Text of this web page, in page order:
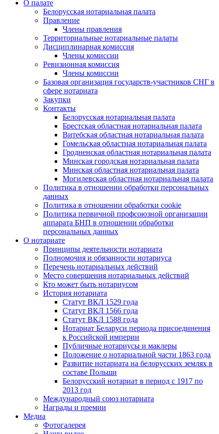
О палате
Белорусская нотариальная палата
Правление
Члены правления
Территориальные нотариальные палаты
Дисциплинарная комиссия
Члены комиссии
Ревизионная комиссия
Члены комиссии
Базовая организация государств-участников СНГ в
сфере нотариата
Закупки
Контакты
Белорусская нотариальная палата
Брестская областная нотариальная палата
Витебская областная нотариальная палата
Гомельская областная нотариальная палата
Гродненская областная нотариальная палата
Минская городская нотариальная палата
Минская областная нотариальная палата
Могилевская областная нотариальная палата
Политика в отношении обработки персональных
данных
Политика в отношении обработки cookie
Политика первичной профсоюзной организации
аппарата БНП в отношении обработки
персональных данных
О нотариате
Принципы деятельности нотариата
Полномочия и обязанности нотариуса
Перечень нотариальных действий
Место совершения нотариальных действий
Кто может быть нотариусом
История нотариата
Статут ВКЛ 1529 года
Статут ВКЛ 1566 года
Статут ВКЛ 1588 года
Нотариат Беларуси периода присоединения
к Российской империи
Публичные нотариусы и маклеры
Положение о нотариальной части 1863 года
Развитие нотариата на белорусских землях в
составе Польши
Белорусский нотариат в период с 1917 по
2013 год
Международный союз нотариата
Награды и премии
Медиа
Фотогалерея